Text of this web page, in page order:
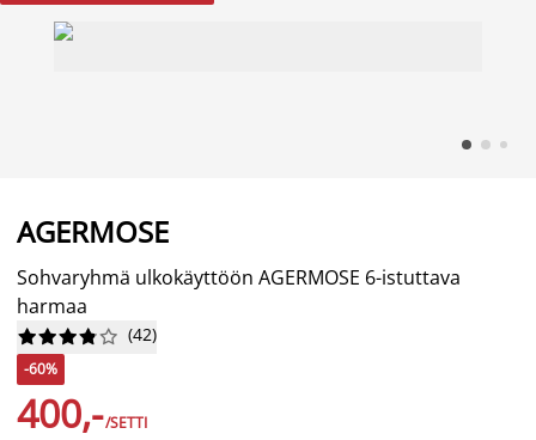
AGERMOSE
Sohvaryhmä ulkokäyttöön AGERMOSE 6-istuttava
harmaa





 (42)
-60%
400,-/SETTI